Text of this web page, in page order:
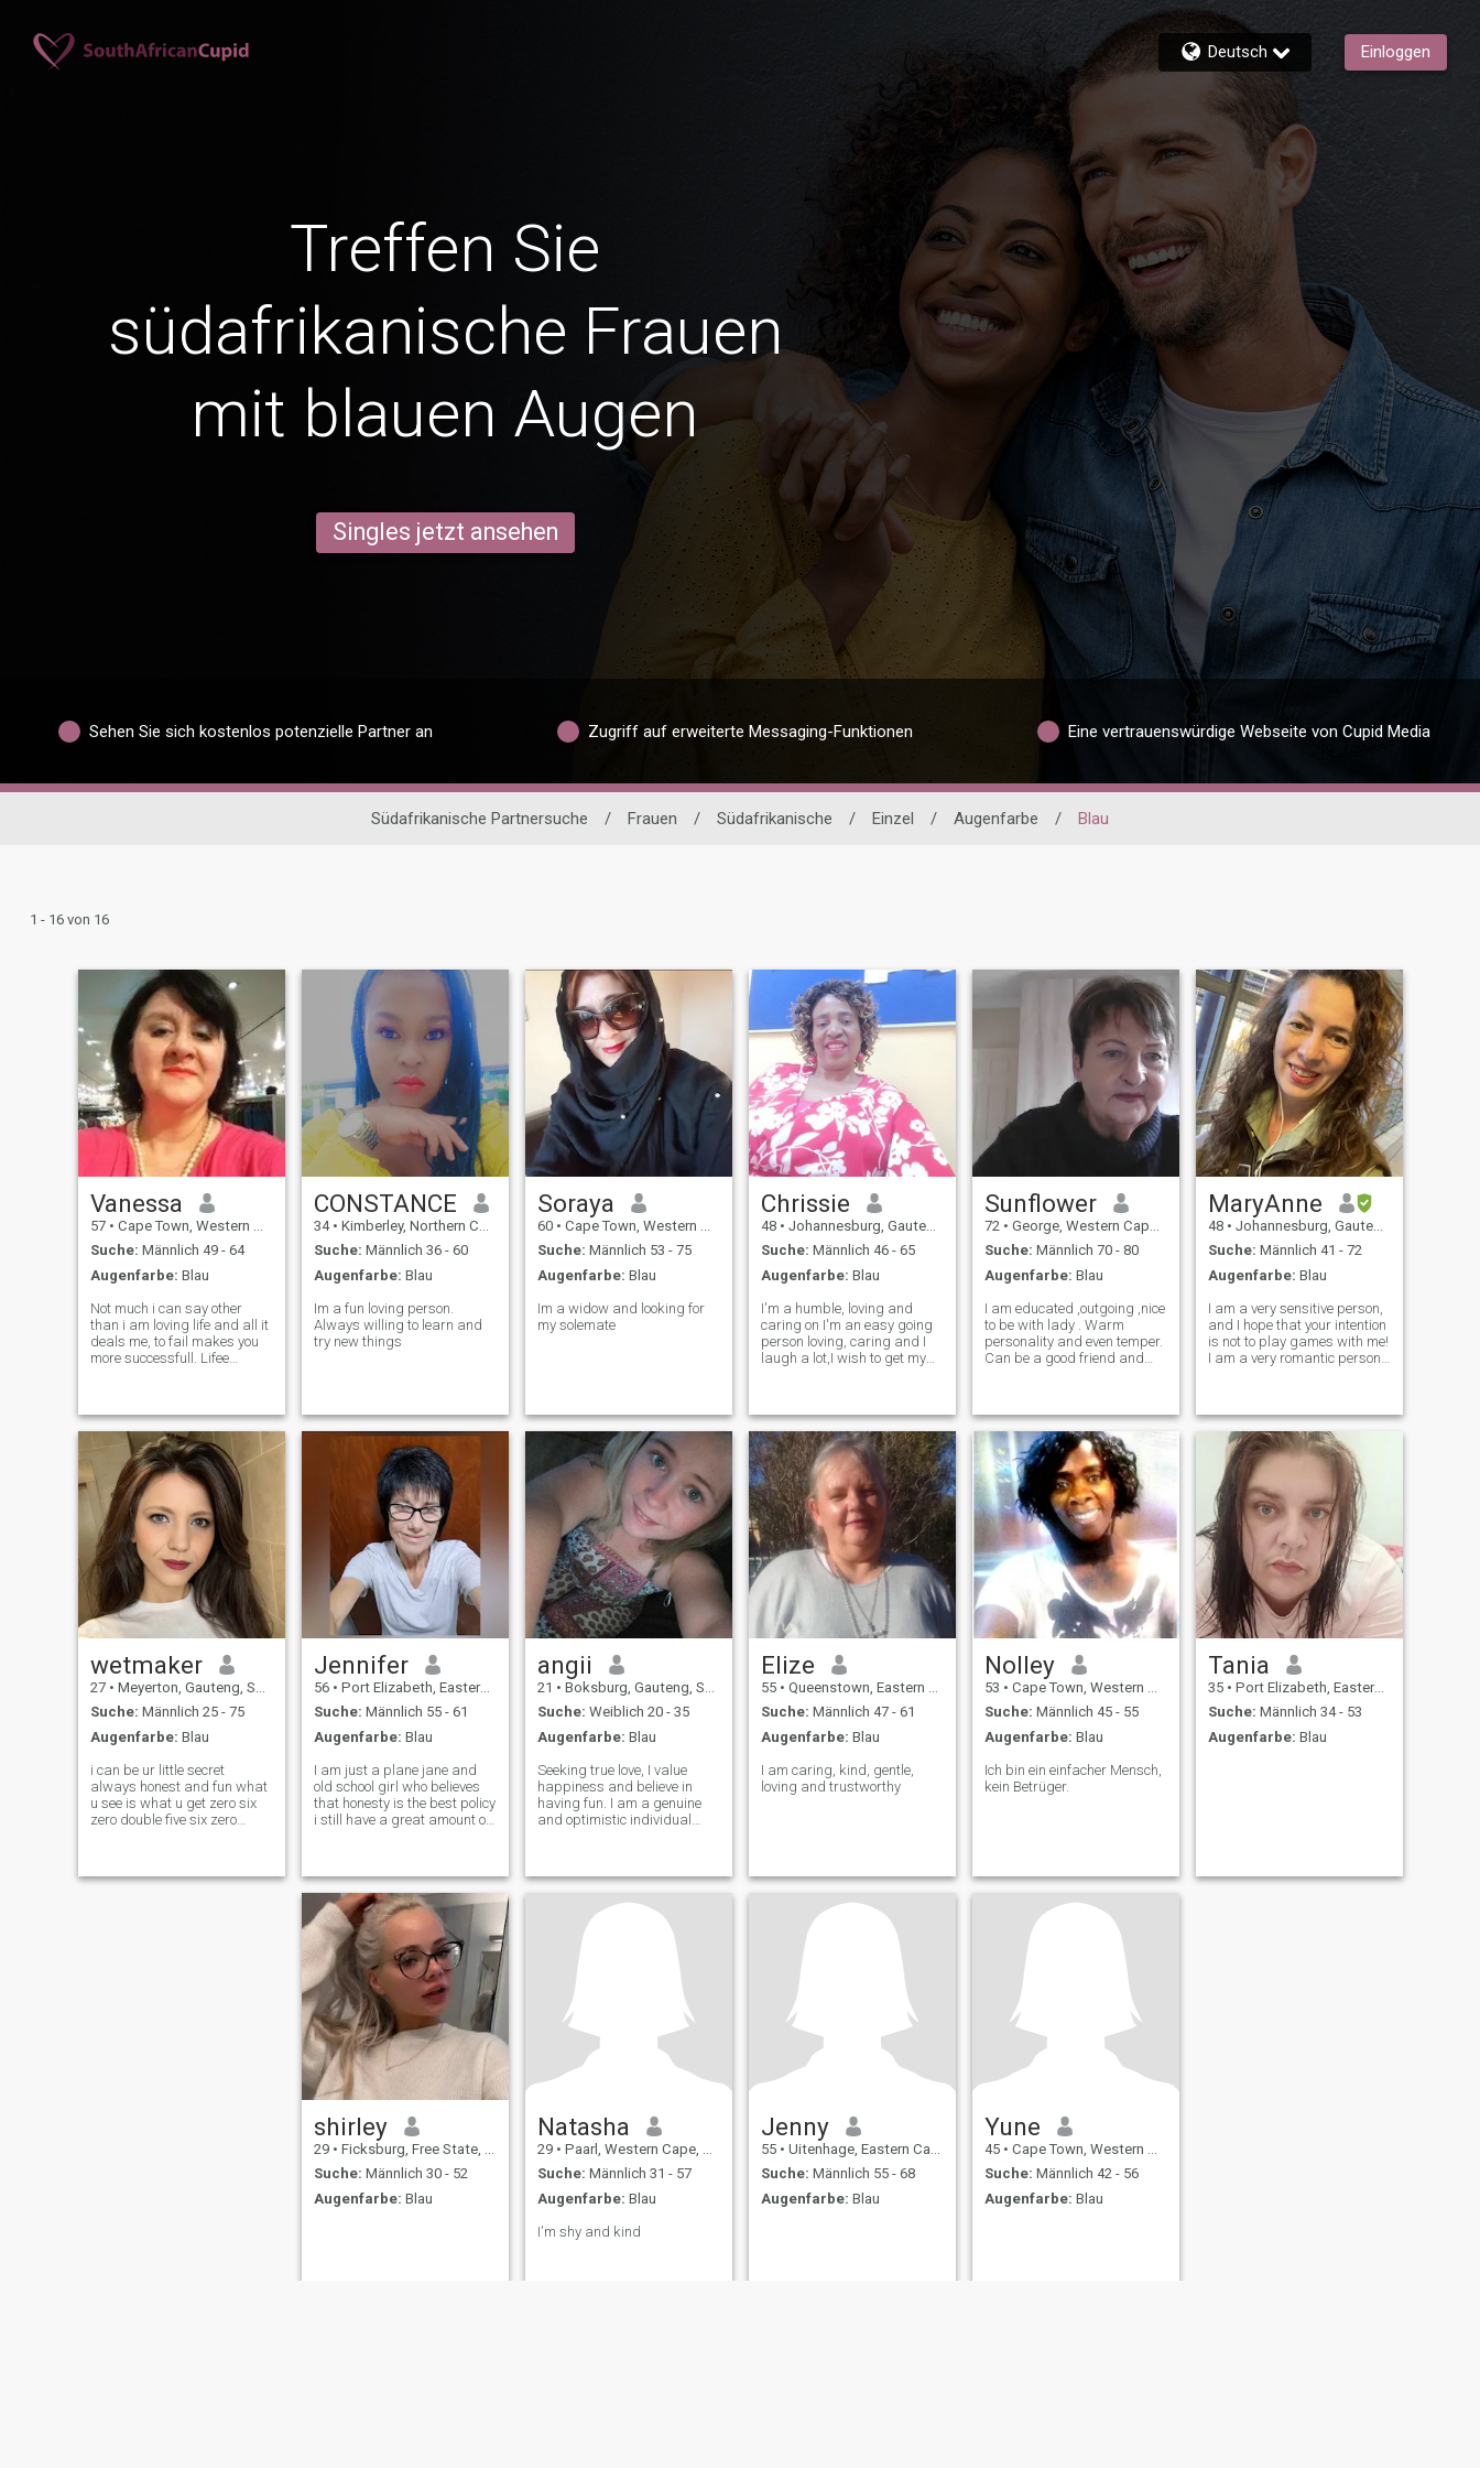
Deutsch Einloggen
Treffen Sie
südafrikanische Frauen
mit blauen Augen
Singles jetzt ansehen
Sehen Sie sich kostenlos potenzielle Partner an Zugriff auf erweiterte Messaging-Funktionen Eine vertrauenswürdige Webseite von Cupid Media
Südafrikanische Partnersuche / Frauen / Südafrikanische / Einzel / Augenfarbe / Blau
1 - 16 von 16
Vanessa
57 • Cape Town, Western Cape, Südafrika
Suche: Männlich 49 - 64
Augenfarbe: Blau
Not much i can say other
than i am loving life and all it
deals me, to fail makes you
more successfull. Lifee
makes you find new
beginnings. I am not
filosophic just
CONSTANCE
34 • Kimberley, Northern Cape, Südafrika
Suche: Männlich 36 - 60
Augenfarbe: Blau
Im a fun loving person.
Always willing to learn and
try new things
Soraya
60 • Cape Town, Western Cape, Südafrika
Suche: Männlich 53 - 75
Augenfarbe: Blau
Im a widow and looking for
my solemate
Chrissie
48 • Johannesburg, Gauteng, Südafrika
Suche: Männlich 46 - 65
Augenfarbe: Blau
I'm a humble, loving and
caring on I'm an easy going
person loving, caring and I
laugh a lot,I wish to get my
Sunflower
72 • George, Western Cape, Südafrika
Suche: Männlich 70 - 80
Augenfarbe: Blau
I am educated ,outgoing ,nice
to be with lady . Warm
personality and even temper.
Can be a good friend and
reflect it too well. I have many
interests and make the
MaryAnne
48 • Johannesburg, Gauteng, Südafrika
Suche: Männlich 41 - 72
Augenfarbe: Blau
I am a very sensitive person,
and I hope that your intention
is not to play games with me!
I am a very romantic person!
the river, when the silence …
people can hea
wetmaker
27 • Meyerton, Gauteng, Südafrika
Suche: Männlich 25 - 75
Augenfarbe: Blau
i can be ur little secret
always honest and fun what
u see is what u get zero six
zero double five six zero
Jennifer
56 • Port Elizabeth, Eastern Cape, Südafrika
Suche: Männlich 55 - 61
Augenfarbe: Blau
I am just a plane jane and
old school girl who believes
that honesty is the best policy
i still have a great amount of
angii
21 • Boksburg, Gauteng, Südafrika
Suche: Weiblich 20 - 35
Augenfarbe: Blau
Seeking true love, I value
happiness and believe in
having fun. I am a genuine
and optimistic individual
interests. Let's create
unforgettable moments
together filled with
Elize
55 • Queenstown, Eastern Cape, Südafrika
Suche: Männlich 47 - 61
Augenfarbe: Blau
I am caring, kind, gentle,
loving and trustworthy
Nolley
53 • Cape Town, Western Cape, Südafrika
Suche: Männlich 45 - 55
Augenfarbe: Blau
Ich bin ein einfacher Mensch,
kein Betrüger.
Tania
35 • Port Elizabeth, Eastern Cape, Südafrika
Suche: Männlich 34 - 53
Augenfarbe: Blau
shirley
29 • Ficksburg, Free State, Südafrika
Suche: Männlich 30 - 52
Augenfarbe: Blau
Natasha
29 • Paarl, Western Cape, Südafrika
Suche: Männlich 31 - 57
Augenfarbe: Blau
I'm shy and kind
Jenny
55 • Uitenhage, Eastern Cape, Südafrika
Suche: Männlich 55 - 68
Augenfarbe: Blau
Yune
45 • Cape Town, Western Cape, Südafrika
Suche: Männlich 42 - 56
Augenfarbe: Blau